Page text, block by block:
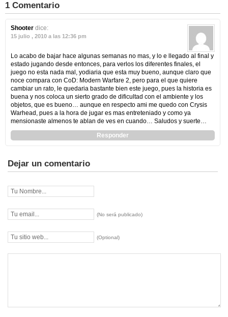
1 Comentario
Shooter dice:
15 julio , 2010 a las 12:36 pm
Lo acabo de bajar hace algunas semanas no mas, y lo e llegado al final y
estado jugando desde entonces, para verlos los diferentes finales, el
juego no esta nada mal, yodiaria que esta muy bueno, aunque claro que
noce compara con CoD: Modern Warfare 2, pero para el que quiere
cambiar un rato, le quedaria bastante bien este juego, pues la historia es
buena y nos coloca un sierto grado de dificultad con el ambiente y los
objetos, que es bueno… aunque en respecto ami me quedo con Crysis
Warhead, pues a la hora de jugar es mas entreteniado y como ya
mensionaste almenos te ablan de ves en cuando… Saludos y suerte…
Responder
Dejar un comentario
(No será publicado)
(Optional)